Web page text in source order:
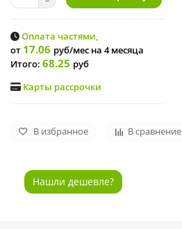
Оплата частями,
от 17.06 руб/мес на 4 месяца
Итого: 68.25 руб
Карты рассрочки
В избранное В сравнение
Нашли дешевле?